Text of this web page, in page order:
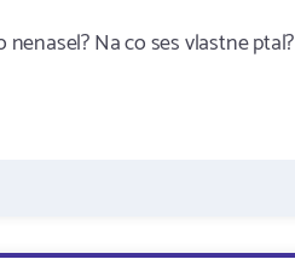
Na co ses vlastne ptal?